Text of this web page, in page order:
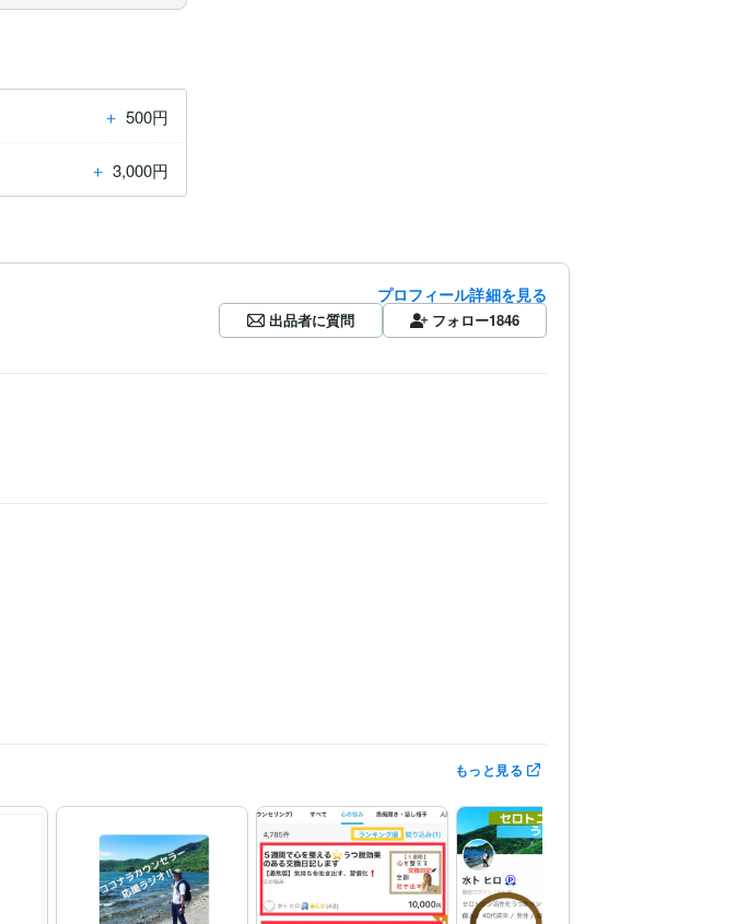
＋ 500円
＋ 3,000円
プロフィール詳細を見る
出品者に質問 フォロー1846
もっと見る